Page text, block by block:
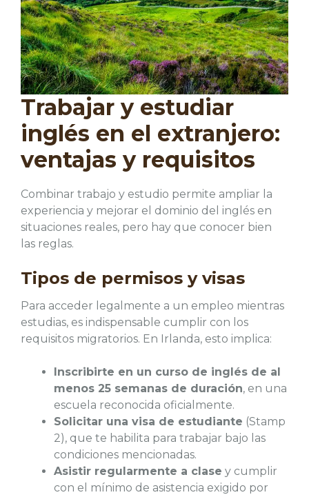
Trabajar y estudiar
inglés en el extranjero:
ventajas y requisitos
Combinar trabajo y estudio permite ampliar la
experiencia y mejorar el dominio del inglés en
situaciones reales, pero hay que conocer bien
las reglas.
Tipos de permisos y visas
Para acceder legalmente a un empleo mientras
estudias, es indispensable cumplir con los
requisitos migratorios. En Irlanda, esto implica:
Inscribirte en un curso de inglés de al
menos 25 semanas de duración, en una
escuela reconocida oficialmente.
Solicitar una visa de estudiante (Stamp
2), que te habilita para trabajar bajo las
condiciones mencionadas.
Asistir regularmente a clase y cumplir
con el mínimo de asistencia exigido por